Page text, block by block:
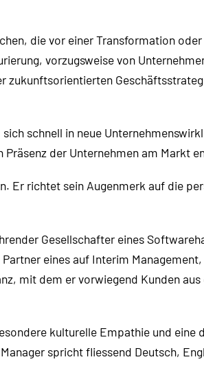
die vor einer Transformation oder
vorzugsweise von
zukunftsorientierten
schnell in neue
Präsenz der Unternehmen am Markt
Er richtet sein Augenmerk auf die
Gesellschafter eines
eines auf Interim Management,
mit dem er vorwiegend Kunden aus
kulturelle Empathie und eine
spricht fliessend Deutsch,